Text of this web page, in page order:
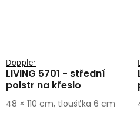
LIVING 5701 - střední
polstr na křeslo
Doppler
48 × 110 cm, tloušťka 6 cm